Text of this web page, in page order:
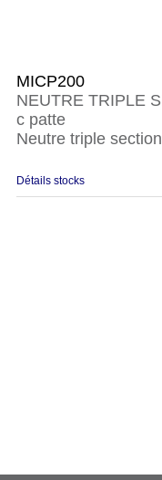
MICP200
NEUTRE TRIPLE
c patte
Neutre triple
Détails stocks